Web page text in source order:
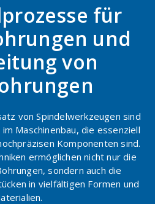
für
und
von
von Spindelwerkzeugen sind
Maschinenbau, die essenziell
Komponenten sind.
ermöglichen nicht nur die
sondern auch die
in vielfältigen Formen und